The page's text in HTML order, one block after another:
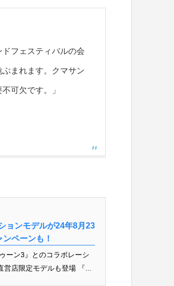
フェスティバルの会
まれます。クマサン
可欠です。」
ョンモデルが24年8月23
ペーンも！
ーン3』とのコラボレーシ
店限定モデルも登場 『...